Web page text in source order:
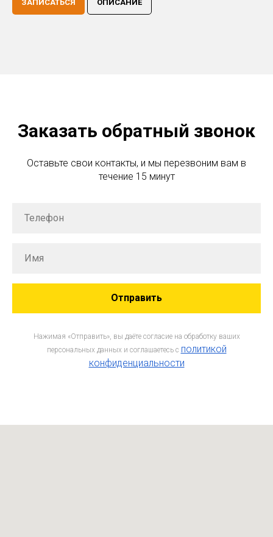
ЗАПИСАТЬСЯ ОПИСАНИЕ
Заказать обратный звонок
Оставьте свои контакты, и мы перезвоним вам в
течение 15 минут
Отправить
Нажимая «Отправить», вы даёте согласие на обработку ваших
персональных данных и соглашаетесь c политикой
конфиденциальности